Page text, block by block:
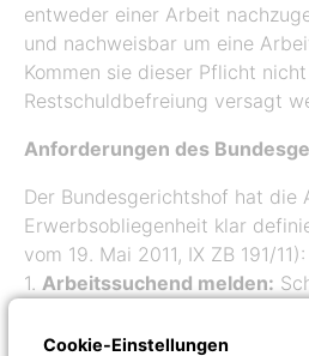
entweder einer Arbeit
und nachweisbar um eine
Kommen sie dieser Pflicht
Restschuldbefreiung versagt
Anforderungen des
Der Bundesgerichtshof hat die
Erwerbsobliegenheit klar
vom 19. Mai 2011, IX ZB 191/11):
1. Arbeitssuchend melden:
regelmäßig Kontakt zu den
Cookie-Einstellungen